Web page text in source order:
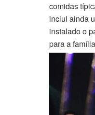
comidas
inclui ainda
instalado o
para a